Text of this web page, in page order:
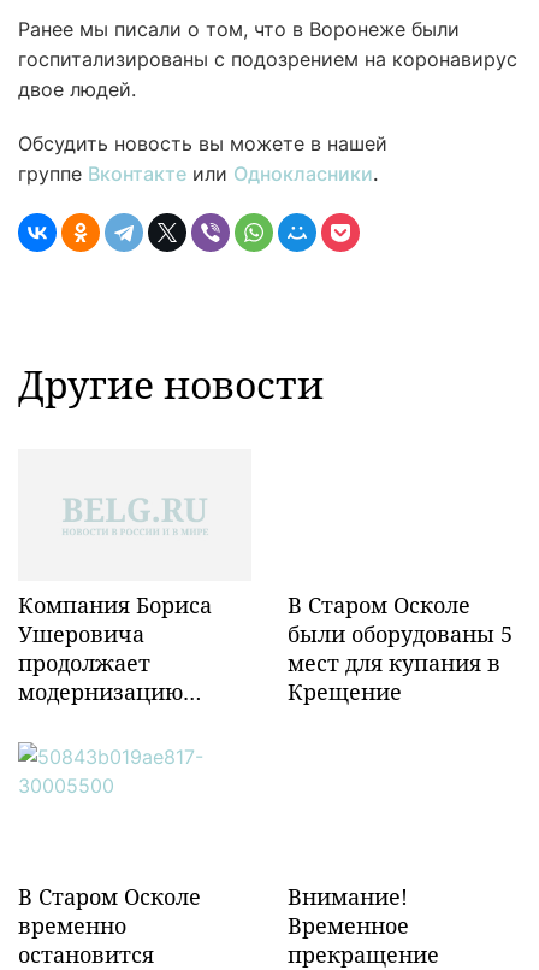
Ранее мы писали о том, что в Воронеже были
госпитализированы с подозрением на коронавирус
двое людей.
Обсудить новость вы можете в нашей
группе Вконтакте или Однокласники.
Другие новости
Компания Бориса
Ушеровича
продолжает
модернизацию
инфраструктуры в
Забайкалье
В Старом Осколе
были оборудованы 5
мест для купания в
Крещение
В Старом Осколе
временно
остановится
Внимание!
Временное
прекращение